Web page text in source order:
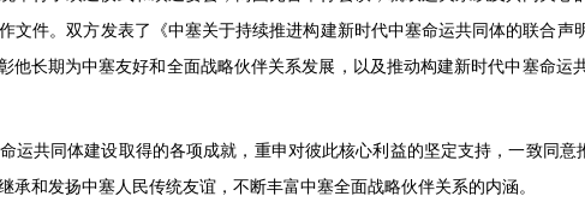
文件。双方发表了《中塞关于持续推进构建新时代中塞命运共同体的联合
他长期为中塞友好和全面战略伙伴关系发展，以及推动构建新时代中塞命
运共同体建设取得的各项成就，重申对彼此核心利益的坚定支持，一致同意
承和发扬中塞人民传统友谊，不断丰富中塞全面战略伙伴关系的内涵。